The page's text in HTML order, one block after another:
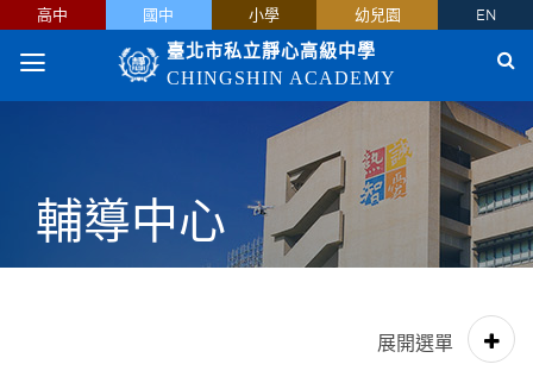
高中 國中 小學 幼兒園 EN
臺北市私立靜心高級中學
CHINGSHIN ACADEMY
輔導中心